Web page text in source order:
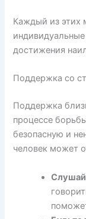
Каждый из этих
достижения
Поддержка со
Поддержка
процессе
безопасную и
человек может